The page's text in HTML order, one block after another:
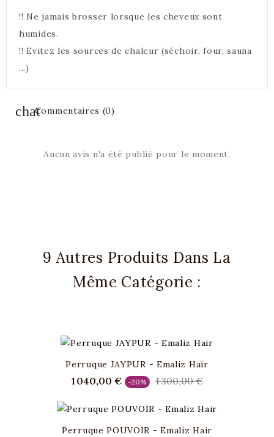
!! Ne jamais brosser lorsque les cheveux sont
humides.
!! Evitez les sources de chaleur (séchoir, four, sauna
...)
Commentaires (0)
Aucun avis n'a été publié pour le moment.
9 Autres Produits Dans La
Même Catégorie :
Perruque JAYPUR - Emaliz Hair
Prix
1 040,00 € -20%
Prix
base
1 300,00 €Prix
base
Perruque POUVOIR - Emaliz Hair